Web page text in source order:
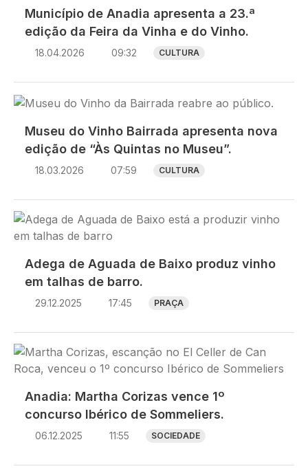
Município de Anadia apresenta a 23.ª
edição da Feira da Vinha e do Vinho.
18.04.2026 09:32 CULTURA
Imagem
Museu do Vinho Bairrada apresenta nova
edição de “Às Quintas no Museu”.
18.03.2026 07:59 CULTURA
Imagem
Adega de Aguada de Baixo produz vinho
em talhas de barro.
29.12.2025 17:45 PRAÇA
Imagem
Anadia: Martha Corizas vence 1º
concurso Ibérico de Sommeliers.
06.12.2025 11:55 SOCIEDADE